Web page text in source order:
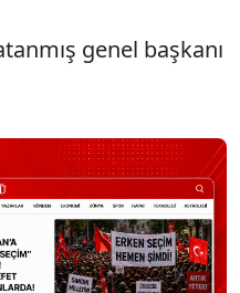
genel başkanı